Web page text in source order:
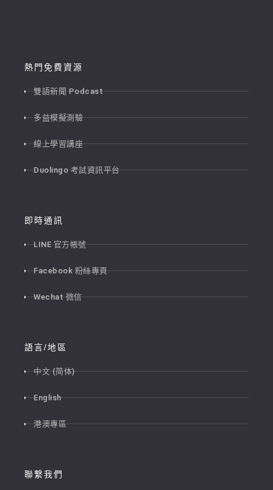
熱門免費資源
雙語新聞 Podcast
多益模擬測驗
線上學習講座
Duolingo 考試資訊平台
即時通訊
LINE 官方帳號
Facebook 粉絲專頁
Wechat 微信
語言/地區
中文 (简体)
English
港澳專區
聯繫我們